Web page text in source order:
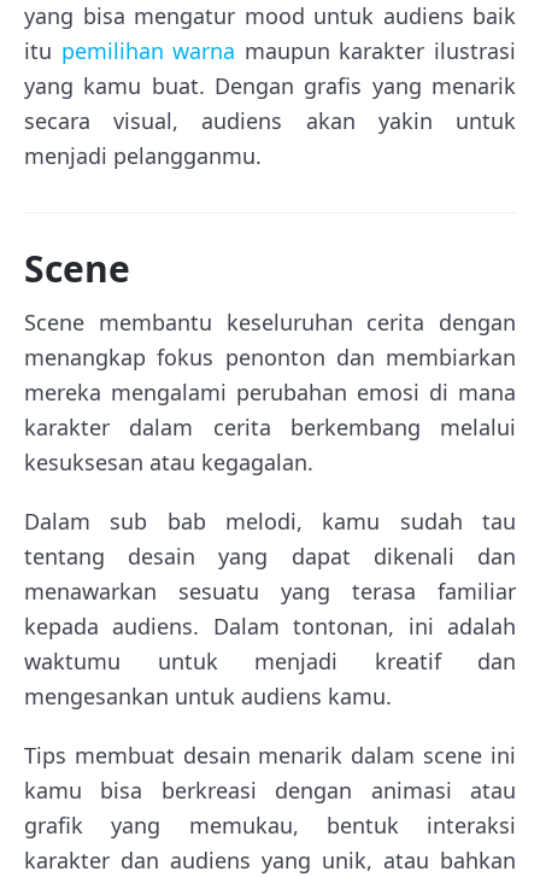
yang bisa mengatur mood untuk audiens baik
itu pemilihan warna maupun karakter ilustrasi
yang kamu buat. Dengan grafis yang menarik
secara visual, audiens akan yakin untuk
menjadi pelangganmu.
Scene
Scene membantu keseluruhan cerita dengan
menangkap fokus penonton dan membiarkan
mereka mengalami perubahan emosi di mana
karakter dalam cerita berkembang melalui
kesuksesan atau kegagalan.
Dalam sub bab melodi, kamu sudah tau
tentang desain yang dapat dikenali dan
menawarkan sesuatu yang terasa familiar
kepada audiens. Dalam tontonan, ini adalah
waktumu untuk menjadi kreatif dan
mengesankan untuk audiens kamu.
Tips membuat desain menarik dalam scene ini
kamu bisa berkreasi dengan animasi atau
grafik yang memukau, bentuk interaksi
karakter dan audiens yang unik, atau bahkan